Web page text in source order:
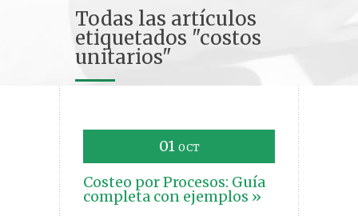
Todas las artículos
etiquetados "costos
unitarios"
01 OCT
Costeo por Procesos: Guía
completa con ejemplos »